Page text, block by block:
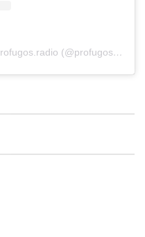
Una publicación compartida de profugos.radio (@profugos.radio)